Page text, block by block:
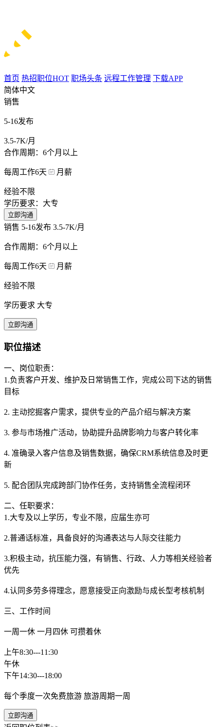
首页 热招职位HOT 职场头条 远程工作管理 下载APP
简体中文
销售
5-16发布
3.5-7K/月
合作周期：6个月以上
每周工作6天 月薪
经验不限
学历要求：大专
立即沟通
销售 5-16发布 3.5-7K/月
合作周期：6个月以上
每周工作6天 月薪
经验不限
学历要求 大专
立即沟通
职位描述
一、岗位职责：
1.负责客户开发、维护及日常销售工作，完成公司下达的销售
目标
2. 主动挖掘客户需求，提供专业的产品介绍与解决方案
3. 参与市场推广活动，协助提升品牌影响力与客户转化率
4. 准确录入客户信息及销售数据，确保CRM系统信息及时更
新
5. 配合团队完成跨部门协作任务，支持销售全流程闭环
二、任职要求：
1.大专及以上学历，专业不限，应届生亦可
2.普通话标准，具备良好的沟通表达与人际交往能力
3.积极主动，抗压能力强，有销售、行政、人力等相关经验者
优先
4.认同多劳多得理念，愿意接受正向激励与成长型考核机制
三、工作时间
一周一休 一月四休 可攒着休
上午8:30---11:30
午休
下午14:30---18:00
每个季度一次免费旅游 旅游周期一周
立即沟通